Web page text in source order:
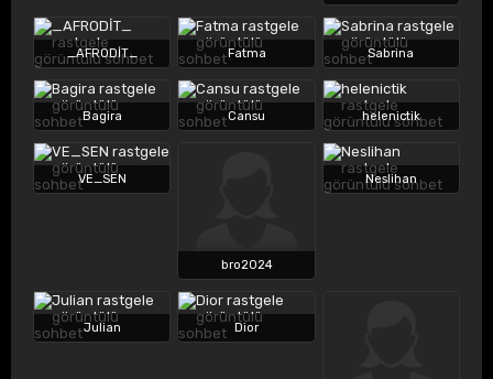
_AFRODİT_ Fatma Sabrina
Bagira Cansu helenictik
VE_SEN
bro2024
Neslihan
Julian Dior